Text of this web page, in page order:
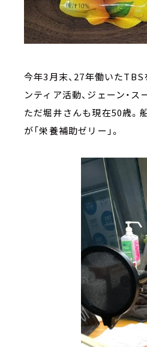
今年3月末、27年働いたTBS
ンティア活動、ジェーン・
ただ堀井さんも現在50歳。
が「栄養補助ゼリー」。